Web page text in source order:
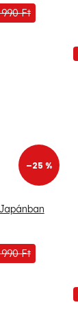
990 Ft
–25 %
990 Ft